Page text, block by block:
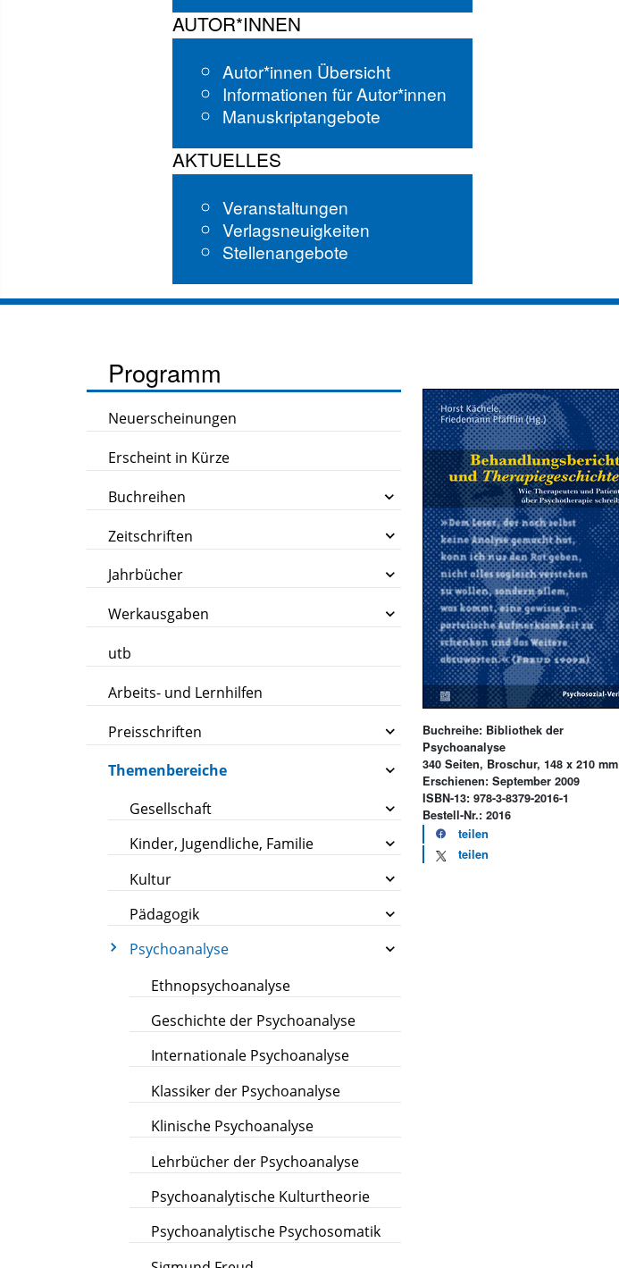
AUTOR*INNEN
Autor*innen Übersicht
Informationen für Autor*innen
Manuskriptangebote
AKTUELLES
Veranstaltungen
Verlagsneuigkeiten
Stellenangebote
Programm
Neuerscheinungen
Erscheint in Kürze
Buchreihen
Zeitschriften
Jahrbücher
Werkausgaben
utb
Arbeits- und Lernhilfen
Preisschriften
Themenbereiche
Gesellschaft
Kinder, Jugendliche, Familie
Kultur
Pädagogik
Psychoanalyse
Ethnopsychoanalyse
Geschichte der Psychoanalyse
Internationale Psychoanalyse
Klassiker der Psychoanalyse
Klinische Psychoanalyse
Lehrbücher der Psychoanalyse
Psychoanalytische Kulturtheorie
Psychoanalytische Psychosomatik
Buchreihe: Bibliothek der
Psychoanalyse
340 Seiten, Broschur, 148 x 210 mm
Erschienen: September 2009
ISBN-13: 978-3-8379-2016-1
Bestell-Nr.: 2016
teilen
teilen